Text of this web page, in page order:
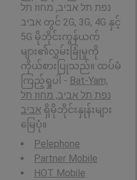
נפת תל אביב, מחוז תל
אביב တွင် 2G, 3G, 4G နှင့်
5G မိုဘိုင်းကွန်ယက်
များ၏လွှမ်းခြုံမှုကို
ကိုယ်စားပြုသည်။ ထပ်မံ
ကြည့်ရှုပါ - Bat-Yam,
נפת תל אביב, מחוז תל
אביב ရှိမိုဘိုင်းနှုန်းများ
မြေပုံ။
Pelephone
Partner Mobile
HOT Mobile